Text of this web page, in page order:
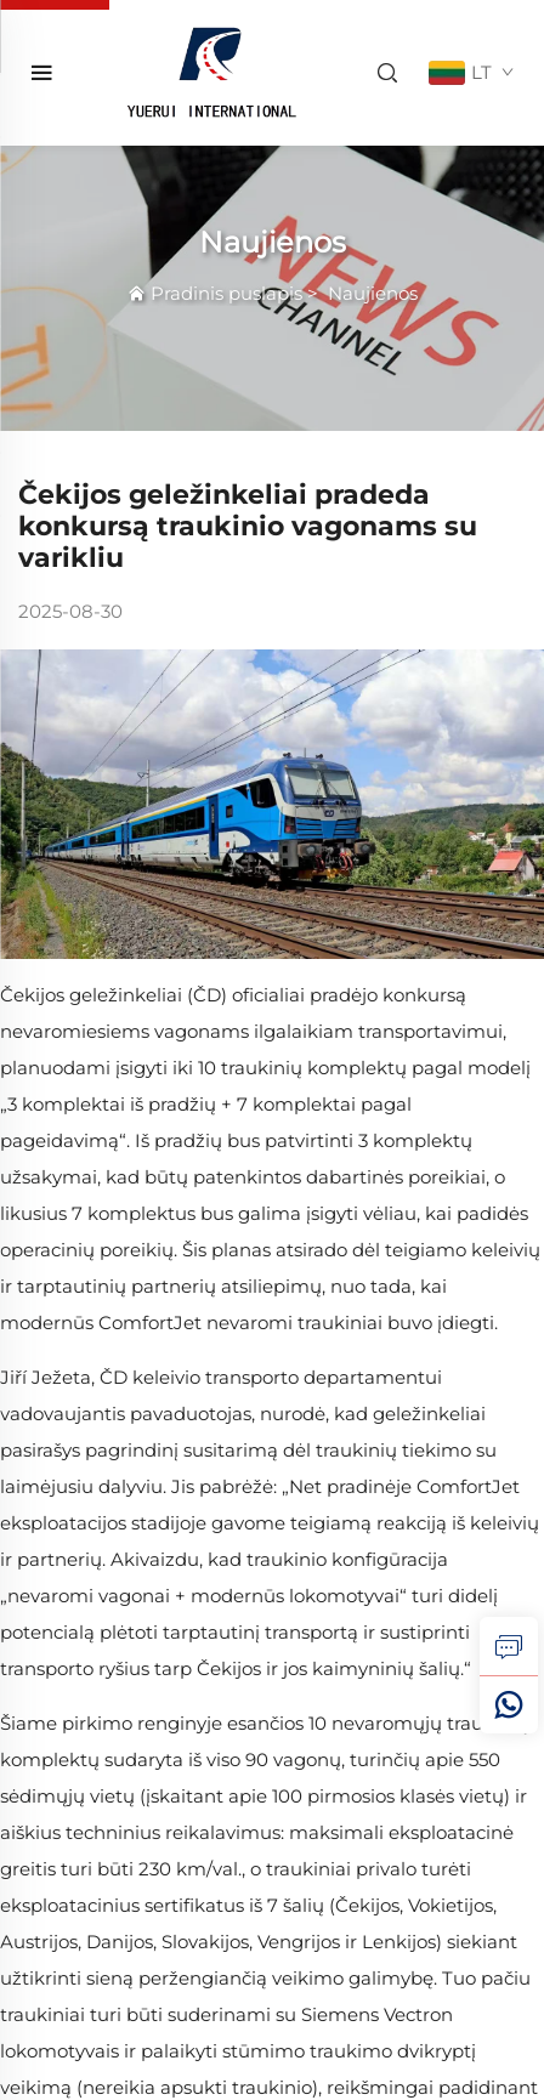
LT
Naujienos
Pradinis puslapis>Naujienos
Čekijos geležinkeliai pradeda
konkursą traukinio vagonams su
varikliu
2025-08-30
Čekijos geležinkeliai (ČD) oficialiai pradėjo konkursą
nevaromiesiems vagonams ilgalaikiam transportavimui,
planuodami įsigyti iki 10 traukinių komplektų pagal modelį
„3 komplektai iš pradžių + 7 komplektai pagal
pageidavimą“. Iš pradžių bus patvirtinti 3 komplektų
užsakymai, kad būtų patenkintos dabartinės poreikiai, o
likusius 7 komplektus bus galima įsigyti vėliau, kai padidės
operacinių poreikių. Šis planas atsirado dėl teigiamo keleivių
ir tarptautinių partnerių atsiliepimų, nuo tada, kai
modernūs ComfortJet nevaromi traukiniai buvo įdiegti.
Jiří Ježeta, ČD keleivio transporto departamentui
vadovaujantis pavaduotojas, nurodė, kad geležinkeliai
pasirašys pagrindinį susitarimą dėl traukinių tiekimo su
laimėjusiu dalyviu. Jis pabrėžė: „Net pradinėje ComfortJet
eksploatacijos stadijoje gavome teigiamą reakciją iš keleivių
ir partnerių. Akivaizdu, kad traukinio konfigūracija
„nevaromi vagonai + modernūs lokomotyvai“ turi didelį
potencialą plėtoti tarptautinį transportą ir sustiprinti
transporto ryšius tarp Čekijos ir jos kaimyninių šalių.“
Šiame pirkimo renginyje esančios 10 nevaromųjų traukinių
komplektų sudaryta iš viso 90 vagonų, turinčių apie 550
sėdimųjų vietų (įskaitant apie 100 pirmosios klasės vietų) ir
aiškius techninius reikalavimus: maksimali eksploatacinė
greitis turi būti 230 km/val., o traukiniai privalo turėti
eksploatacinius sertifikatus iš 7 šalių (Čekijos, Vokietijos,
Austrijos, Danijos, Slovakijos, Vengrijos ir Lenkijos) siekiant
užtikrinti sieną peržengiančią veikimo galimybę. Tuo pačiu
traukiniai turi būti suderinami su Siemens Vectron
lokomotyvais ir palaikyti stūmimo traukimo dvikryptį
veikimą (nereikia apsukti traukinio), reikšmingai padidinant